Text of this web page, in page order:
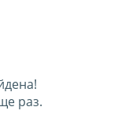
раз.